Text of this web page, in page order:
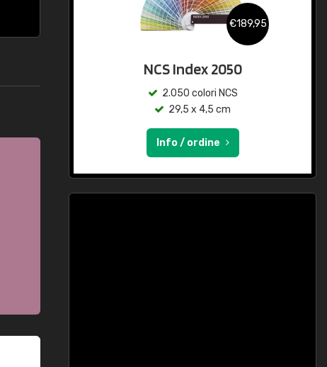
€189,95
NCS Index 2050
2.050 colori NCS
29,5 x 4,5 cm
Info / ordine